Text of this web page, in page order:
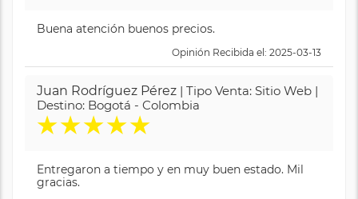
Buena atención buenos precios.
Opinión Recibida el: 2025-03-13
Juan Rodríguez Pérez | Tipo Venta: Sitio Web |
Destino: Bogotá - Colombia
★★★★★
Entregaron a tiempo y en muy buen estado. Mil
gracias.